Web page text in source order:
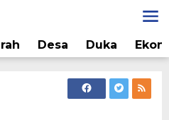
Desa Duka